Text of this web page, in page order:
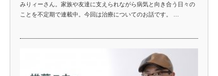
みりィーさん。家族や友達に支えられながら病気と向き合う日々の
ことを不定期で連載中。今回は治療についてのお話です。 …